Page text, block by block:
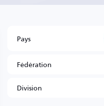
Pays
Fédération
Division